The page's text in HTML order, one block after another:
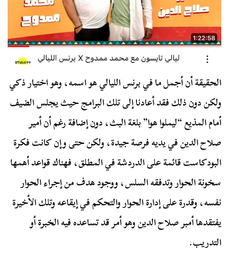
الحقيقة أن أجمل ما في برنس الليالي هو اسمه، وهو اختيار ذكي
ولكن دون ذلك فقد أعادنا إلى تلك البرامج حيث يجلس الضيف
أمام المذيع “ليملوا هوا” بلغة البث، دون إضافة رغم أن أمير
صلاح الدين في يديه فرصة جيدة، ولكن حتى وإن كانت فكرة
البودكاست قائمة على الدردشة في المطلق، فهناك قواعد أهمها
سخونة الحوار وتدفقه السلس، ووجود هدف من إجراء الحوار
نفسه، وقدرة على إدارة الحوار والتحكم في إيقاعه وتلك الأخيرة
يفتقدها أمبر صلاح الدين وهو أمر قد تساعده فيه الخبرة أو
التدريب.